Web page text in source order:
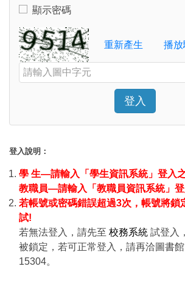
Enter your password
顯示密碼
Toggle to show or hide your password
Verification Code
重新產生
播
Enter the characters shown in the image
登入
Click to sign in
登入說明：
學 生—請輸入「學生資訊系統」登入之
教職員—請輸入「教職員資訊系統」登
若帳號或密碼錯誤超過3次，帳號將鎖
試!
若無法登入，請先至 校務系統 試登入
被鎖定，若可正常登入，請再洽圖書館
15304。